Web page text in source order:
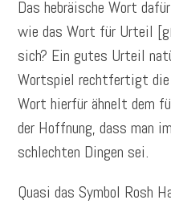
Das hebräische Wort
wie das Wort für Urteil
sich? Ein gutes Urteil
Wortspiel rechtfertigt die
Wort hierfür ähnelt dem
der Hoffnung, dass man
schlechten Dingen sei.
Quasi das Symbol Rosh